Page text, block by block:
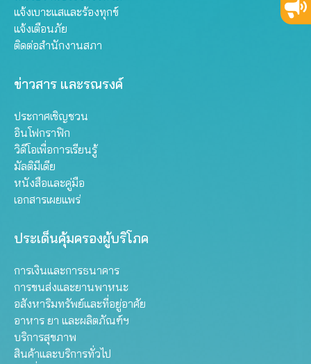
แจ้งเบาะแสและร้องทุกข์
แจ้งเตือนภัย
ติดต่อสำนักงานสภา
ข่าวสาร และรณรงค์
ประกาศเชิญชวน
อินโฟกราฟิก
วิดีโอเพื่อการเรียนรู้
มัลติมีเดีย
หนังสือและคู่มือ
เอกสารเผยแพร่
ประเด็นคุ้มครองผู้บริโภค
การเงินและการธนาคาร
การขนส่งและยานพาหนะ
อสังหาริมทรัพย์และที่อยู่อาศัย
อาหาร ยา และผลิตภัณฑ์ฯ
บริการสุขภาพ
สินค้าและบริการทั่วไป